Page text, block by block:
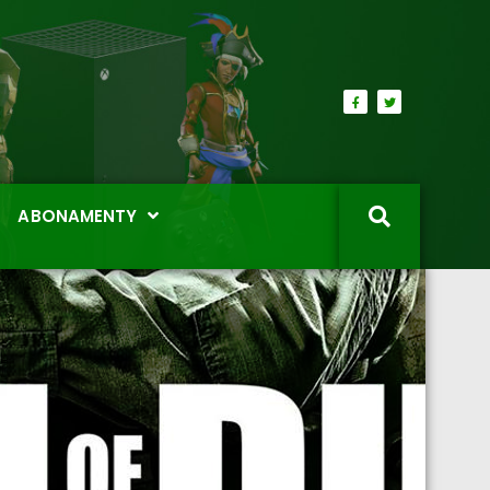
ABONAMENTY